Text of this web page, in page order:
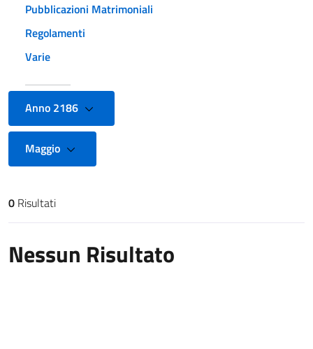
Pubblicazioni Matrimoniali
Regolamenti
Varie
Anno 2186
Maggio
Risultati di ricerca
0 Risultati
Nessun Risultato